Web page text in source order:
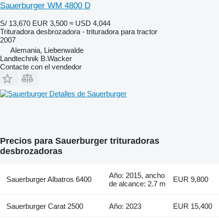
Sauerburger WM 4800 D
S/ 13,670 EUR 3,500 ≈ USD 4,044
Trituradora desbrozadora - trituradora para tractor
2007
Alemania, Liebenwalde
Landtechnik B.Wacker
Contacte con el vendedor
Detalles de Sauerburger
Precios para Sauerburger trituradoras
desbrozadoras
Sauerburger Albatros 6400
Año: 2015, ancho
de alcance: 2.7 m
EUR 9,800
Sauerburger Carat 2500 Año: 2023 EUR 15,400